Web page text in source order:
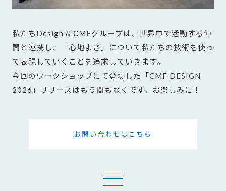
私たちDesign & CMFグループは、世界中で活動する仲
間と連携し、「心地よさ」について私たちの技術を使っ
て表現していくことを追求していきます。
今回のワークショップにて登場した「CMF DESIGN
2026」リリースはもう間もなくです。お楽しみに！
お問い合わせはこちら